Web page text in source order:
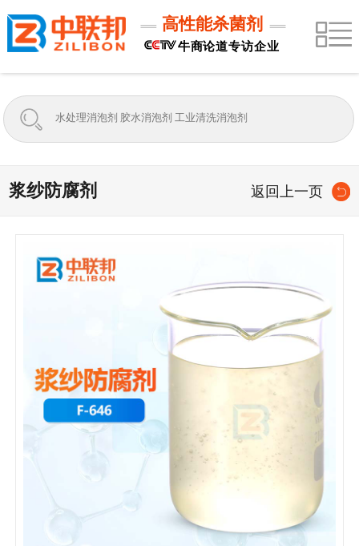
高性能杀菌剂
牛商论道专访企业
浆纱防腐剂 返回上一页